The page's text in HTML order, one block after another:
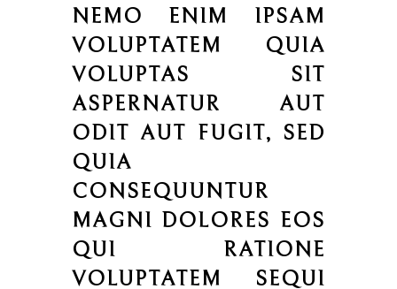
NEMO ENIM IPSAM
VOLUPTATEM QUIA
VOLUPTAS SIT
ASPERNATUR AUT
ODIT AUT FUGIT, SED
QUIA
CONSEQUUNTUR
MAGNI DOLORES EOS
QUI RATIONE
VOLUPTATEM SEQUI